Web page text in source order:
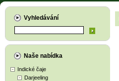
Vyhledávání
Naše nabídka
Indické čaje
Darjeeling